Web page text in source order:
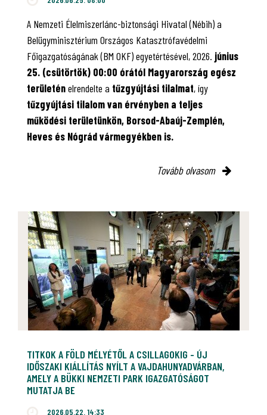
A Nemzeti Élelmiszerlánc-biztonsági Hivatal (Nébih) a
Belügyminisztérium Országos Katasztrófavédelmi
Főigazgatóságának (BM OKF) egyetértésével, 2026. június
25. (csütörtök) 00:00 órától Magyarország egész
területénelrendelte a tűzgyújtási tilalmat, így
tűzgyújtási tilalom van érvényben a teljes
működési területünkön, Borsod-Abaúj-Zemplén,
Heves és Nógrád vármegyékben is.
Tovább olvasom
TITKOK A FÖLD MÉLYÉTŐL A CSILLAGOKIG - ÚJ
IDŐSZAKI KIÁLLÍTÁS NYÍLT A VAJDAHUNYADVÁRBAN,
AMELY A BÜKKI NEMZETI PARK IGAZGATÓSÁGOT
MUTATJA BE
2026.05.22. 14:33